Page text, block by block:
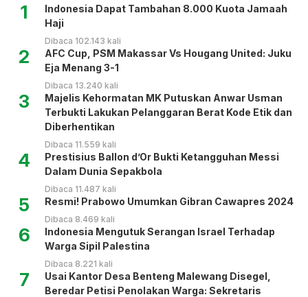
1
Indonesia Dapat Tambahan 8.000 Kuota Jamaah
Haji
Dibaca 102.143 kali
2
AFC Cup, PSM Makassar Vs Hougang United: Juku
Eja Menang 3-1
Dibaca 13.240 kali
3
Majelis Kehormatan MK Putuskan Anwar Usman
Terbukti Lakukan Pelanggaran Berat Kode Etik dan
Diberhentikan
Dibaca 11.559 kali
4
Prestisius Ballon d’Or Bukti Ketangguhan Messi
Dalam Dunia Sepakbola
Dibaca 11.487 kali
5 Resmi! Prabowo Umumkan Gibran Cawapres 2024
Dibaca 8.469 kali
6
Indonesia Mengutuk Serangan Israel Terhadap
Warga Sipil Palestina
Dibaca 8.221 kali
7
Usai Kantor Desa Benteng Malewang Disegel,
Beredar Petisi Penolakan Warga: Sekretaris